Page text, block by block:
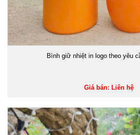
Bình giữ nhiệt in logo theo yêu
Giá bán: Liên hệ